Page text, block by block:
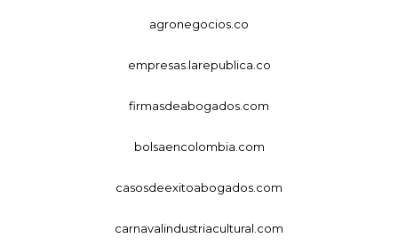
agronegocios.co
empresas.larepublica.co
firmasdeabogados.com
bolsaencolombia.com
casosdeexitoabogados.com
carnavalindustriacultural.com